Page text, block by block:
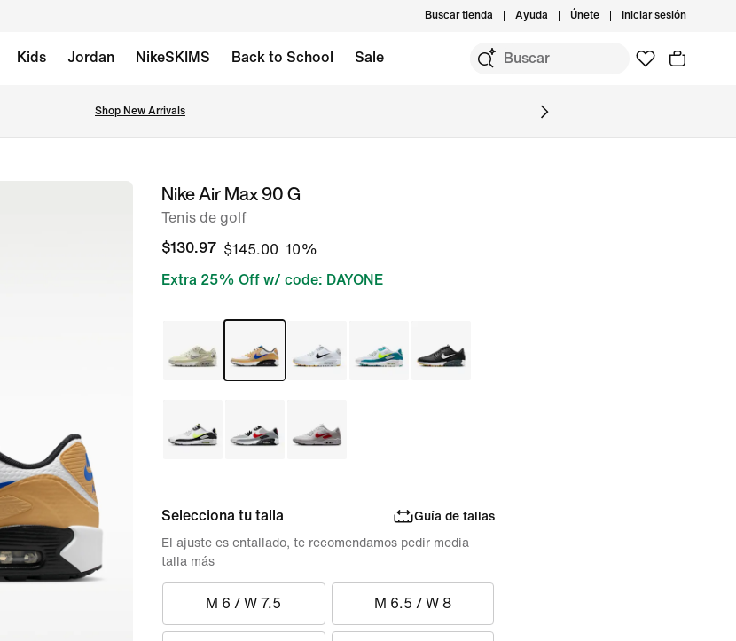
Buscar tienda Ayuda Únete Iniciar sesión
Kids Jordan NikeSKIMS Back to School Sale
Shop New Arrivals
imagen 1 de 10
Nike Air Max 90 G
Tenis de golf
$130.97 $145.00 10%
Extra 25% Off w/ code: DAYONE
Selecciona tu talla Guía de tallas
M 6 / W 7.5 M 6.5 / W 8
El ajuste es entallado, te recomendamos pedir media
talla más